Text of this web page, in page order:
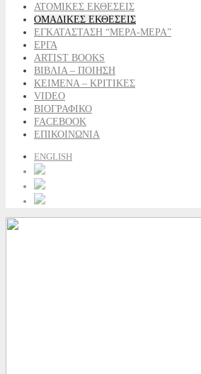
ΑΤΟΜΙΚΕΣ ΕΚΘΕΣΕΙΣ
ΟΜΑΔΙΚΕΣ ΕΚΘΕΣΕΙΣ
ΕΓΚΑΤΑΣΤΑΣΗ “ΜΕΡΑ-ΜΕΡΑ”
ΕΡΓΑ
ARTIST BOOKS
ΒΙΒΛΙΑ – ΠΟΙΗΣΗ
ΚΕΙΜΕΝΑ – ΚΡΙΤΙΚΕΣ
VIDEO
ΒΙΟΓΡΑΦΙΚΟ
FACEBOOK
ΕΠΙΚΟΙΝΩΝΙΑ
ENGLISH